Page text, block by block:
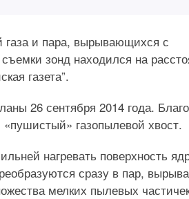
газа и пара, вырывающихся с
зонд находился на
газета”.
26 сентября 2014 года.
газопылевой хвост.
нагревать поверхность
сразу в пар,
мелких пылевых